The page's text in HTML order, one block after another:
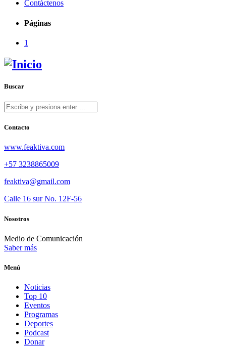
Contáctenos
Páginas
1
Buscar
Contacto
www.feaktiva.com
+57 3238865009
feaktiva@gmail.com
Calle 16 sur No. 12F-56
Nosotros
Medio de Comunicación
Saber más
Menú
Noticias
Top 10
Eventos
Programas
Deportes
Podcast
Donar